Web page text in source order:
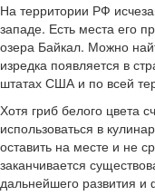
На территории РФ
западе. Есть места его
озера Байкал. Можно
изредка появляется в
штатах США и по всей
Хотя гриб белого цвета
использоваться в
оставить на месте и не
заканчивается
дальнейшего развития